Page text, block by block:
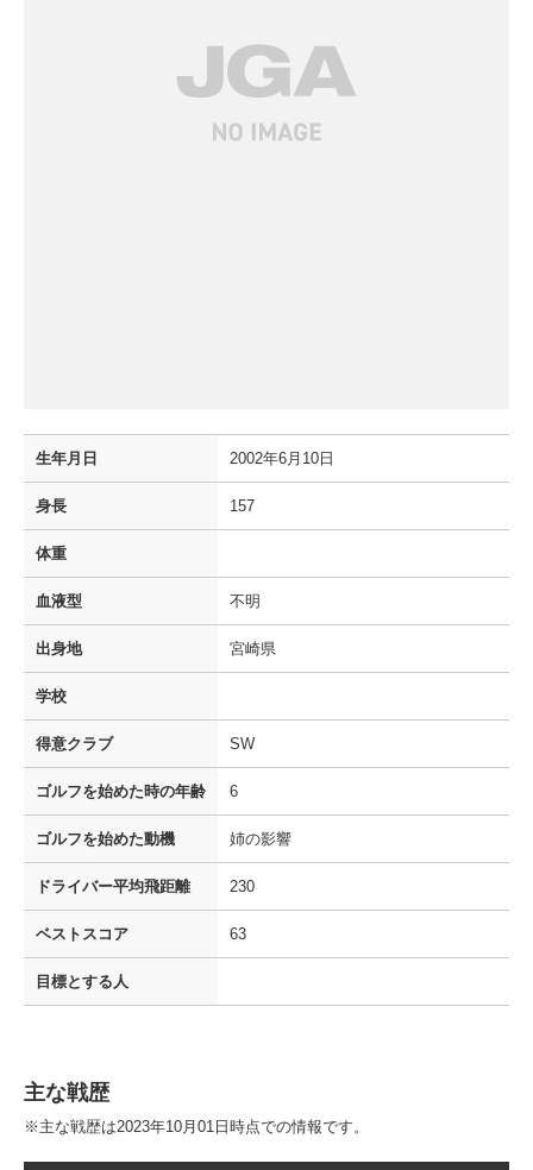
生年月日 2002年6月10日
身長 157
体重
血液型 不明
出身地 宮崎県
学校
得意クラブ SW
ゴルフを始めた時の年齢 6
ゴルフを始めた動機 姉の影響
ドライバー平均飛距離 230
ベストスコア 63
目標とする人
主な戦歴
※主な戦歴は2023年10月01日時点での情報です。